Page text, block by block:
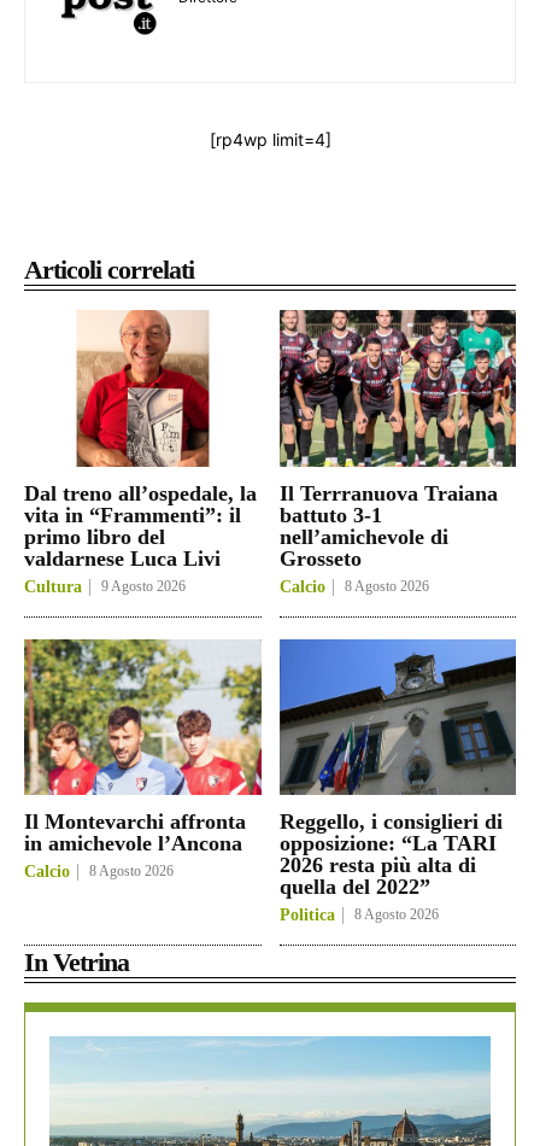
Articoli correlati
Dal treno all’ospedale, la
vita in “Frammenti”: il
primo libro del
valdarnese Luca Livi
Cultura 9 Agosto 2026
Il Terrranuova Traiana
battuto 3-1
nell’amichevole di
Grosseto
Calcio 8 Agosto 2026
Il Montevarchi affronta
in amichevole l’Ancona
Calcio 8 Agosto 2026
Reggello, i consiglieri di
opposizione: “La TARI
2026 resta più alta di
quella del 2022”
Politica 8 Agosto 2026
In Vetrina
[rp4wp limit=4]